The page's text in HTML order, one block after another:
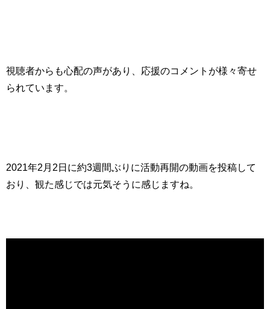
視聴者からも心配の声があり、応援のコメントが様々寄せ
られています。
2021年2月2日に約3週間ぶりに活動再開の動画を投稿して
おり、観た感じでは元気そうに感じますね。